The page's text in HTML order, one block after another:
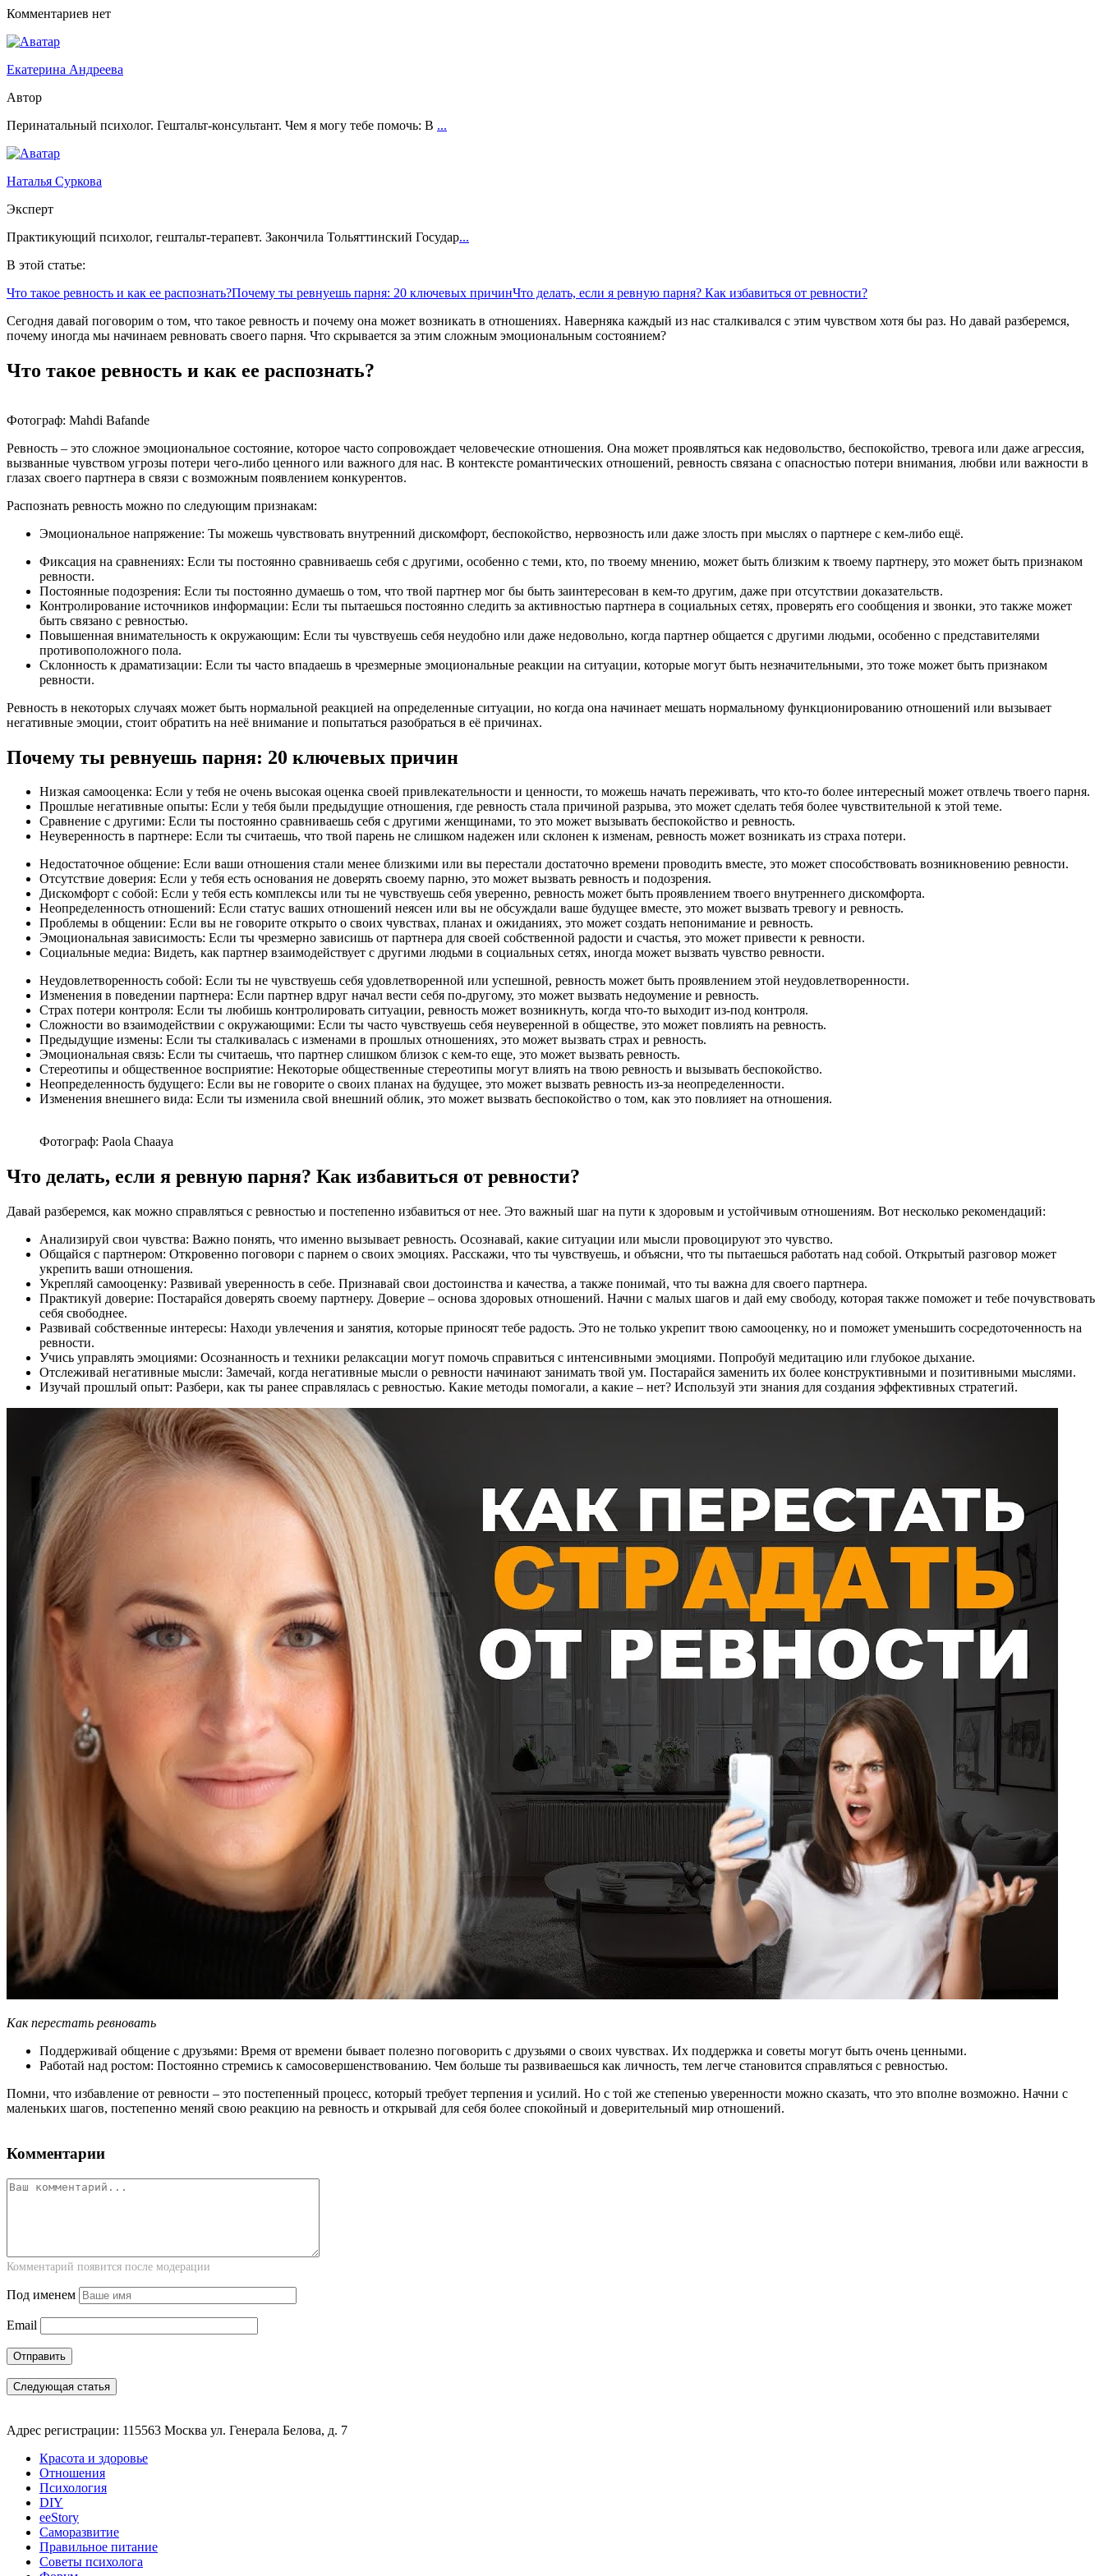
Комментариев нет
Екатерина Андреева
Автор
Перинатальный психолог. Гештальт-консультант. Чем я могу тебе помочь: В ...
Наталья Суркова
Эксперт
Практикующий психолог, гештальт-терапевт. Закончила Тольяттинский Государ...
В этой статье:
Что такое ревность и как ее распознать?Почему ты ревнуешь парня: 20 ключевых причинЧто делать, если я ревную парня? Как избавиться от ревности?
Сегодня давай поговорим о том, что такое ревность и почему она может возникать в отношениях. Наверняка каждый из нас сталкивался с этим чувством хотя бы раз. Но давай разберемся,
почему иногда мы начинаем ревновать своего парня. Что скрывается за этим сложным эмоциональным состоянием?
Что такое ревность и как ее распознать?
Фотограф: Mahdi Bafande
Ревность – это сложное эмоциональное состояние, которое часто сопровождает человеческие отношения. Она может проявляться как недовольство, беспокойство, тревога или даже агрессия,
вызванные чувством угрозы потери чего-либо ценного или важного для нас. В контексте романтических отношений, ревность связана с опасностью потери внимания, любви или важности в
глазах своего партнера в связи с возможным появлением конкурентов.
Распознать ревность можно по следующим признакам:
Эмоциональное напряжение: Ты можешь чувствовать внутренний дискомфорт, беспокойство, нервозность или даже злость при мыслях о партнере с кем-либо ещё.
Фиксация на сравнениях: Если ты постоянно сравниваешь себя с другими, особенно с теми, кто, по твоему мнению, может быть близким к твоему партнеру, это может быть признаком
ревности.
Постоянные подозрения: Если ты постоянно думаешь о том, что твой партнер мог бы быть заинтересован в кем-то другим, даже при отсутствии доказательств.
Контролирование источников информации: Если ты пытаешься постоянно следить за активностью партнера в социальных сетях, проверять его сообщения и звонки, это также может
быть связано с ревностью.
Повышенная внимательность к окружающим: Если ты чувствуешь себя неудобно или даже недовольно, когда партнер общается с другими людьми, особенно с представителями
противоположного пола.
Склонность к драматизации: Если ты часто впадаешь в чрезмерные эмоциональные реакции на ситуации, которые могут быть незначительными, это тоже может быть признаком
ревности.
Ревность в некоторых случаях может быть нормальной реакцией на определенные ситуации, но когда она начинает мешать нормальному функционированию отношений или вызывает
негативные эмоции, стоит обратить на неё внимание и попытаться разобраться в её причинах.
Почему ты ревнуешь парня: 20 ключевых причин
Низкая самооценка: Если у тебя не очень высокая оценка своей привлекательности и ценности, то можешь начать переживать, что кто-то более интересный может отвлечь твоего парня.
Прошлые негативные опыты: Если у тебя были предыдущие отношения, где ревность стала причиной разрыва, это может сделать тебя более чувствительной к этой теме.
Сравнение с другими: Если ты постоянно сравниваешь себя с другими женщинами, то это может вызывать беспокойство и ревность.
Неуверенность в партнере: Если ты считаешь, что твой парень не слишком надежен или склонен к изменам, ревность может возникать из страха потери.
Недостаточное общение: Если ваши отношения стали менее близкими или вы перестали достаточно времени проводить вместе, это может способствовать возникновению ревности.
Отсутствие доверия: Если у тебя есть основания не доверять своему парню, это может вызвать ревность и подозрения.
Дискомфорт с собой: Если у тебя есть комплексы или ты не чувствуешь себя уверенно, ревность может быть проявлением твоего внутреннего дискомфорта.
Неопределенность отношений: Если статус ваших отношений неясен или вы не обсуждали ваше будущее вместе, это может вызвать тревогу и ревность.
Проблемы в общении: Если вы не говорите открыто о своих чувствах, планах и ожиданиях, это может создать непонимание и ревность.
Эмоциональная зависимость: Если ты чрезмерно зависишь от партнера для своей собственной радости и счастья, это может привести к ревности.
Социальные медиа: Видеть, как партнер взаимодействует с другими людьми в социальных сетях, иногда может вызвать чувство ревности.
Неудовлетворенность собой: Если ты не чувствуешь себя удовлетворенной или успешной, ревность может быть проявлением этой неудовлетворенности.
Изменения в поведении партнера: Если партнер вдруг начал вести себя по-другому, это может вызвать недоумение и ревность.
Страх потери контроля: Если ты любишь контролировать ситуации, ревность может возникнуть, когда что-то выходит из-под контроля.
Сложности во взаимодействии с окружающими: Если ты часто чувствуешь себя неуверенной в обществе, это может повлиять на ревность.
Предыдущие измены: Если ты сталкивалась с изменами в прошлых отношениях, это может вызвать страх и ревность.
Эмоциональная связь: Если ты считаешь, что партнер слишком близок с кем-то еще, это может вызвать ревность.
Стереотипы и общественное восприятие: Некоторые общественные стереотипы могут влиять на твою ревность и вызывать беспокойство.
Неопределенность будущего: Если вы не говорите о своих планах на будущее, это может вызвать ревность из-за неопределенности.
Изменения внешнего вида: Если ты изменила свой внешний облик, это может вызвать беспокойство о том, как это повлияет на отношения.
Фотограф: Paola Chaaya
Что делать, если я ревную парня? Как избавиться от ревности?
Давай разберемся, как можно справляться с ревностью и постепенно избавиться от нее. Это важный шаг на пути к здоровым и устойчивым отношениям. Вот несколько рекомендаций:
Анализируй свои чувства: Важно понять, что именно вызывает ревность. Осознавай, какие ситуации или мысли провоцируют это чувство.
Общайся с партнером: Откровенно поговори с парнем о своих эмоциях. Расскажи, что ты чувствуешь, и объясни, что ты пытаешься работать над собой. Открытый разговор может
укрепить ваши отношения.
Укрепляй самооценку: Развивай уверенность в себе. Признавай свои достоинства и качества, а также понимай, что ты важна для своего партнера.
Практикуй доверие: Постарайся доверять своему партнеру. Доверие – основа здоровых отношений. Начни с малых шагов и дай ему свободу, которая также поможет и тебе почувствовать
себя свободнее.
Развивай собственные интересы: Находи увлечения и занятия, которые приносят тебе радость. Это не только укрепит твою самооценку, но и поможет уменьшить сосредоточенность на
ревности.
Учись управлять эмоциями: Осознанность и техники релаксации могут помочь справиться с интенсивными эмоциями. Попробуй медитацию или глубокое дыхание.
Отслеживай негативные мысли: Замечай, когда негативные мысли о ревности начинают занимать твой ум. Постарайся заменить их более конструктивными и позитивными мыслями.
Изучай прошлый опыт: Разбери, как ты ранее справлялась с ревностью. Какие методы помогали, а какие – нет? Используй эти знания для создания эффективных стратегий.
Как перестать ревновать
Поддерживай общение с друзьями: Время от времени бывает полезно поговорить с друзьями о своих чувствах. Их поддержка и советы могут быть очень ценными.
Работай над ростом: Постоянно стремись к самосовершенствованию. Чем больше ты развиваешься как личность, тем легче становится справляться с ревностью.
Помни, что избавление от ревности – это постепенный процесс, который требует терпения и усилий. Но с той же степенью уверенности можно сказать, что это вполне возможно. Начни с
маленьких шагов, постепенно меняй свою реакцию на ревность и открывай для себя более спокойный и доверительный мир отношений.
Комментарии
Комментарий появится после модерации
Под именем
Email
Следующая статья
Адрес регистрации: 115563 Москва ул. Генерала Белова, д. 7
Красота и здоровье
Отношения
Психология
DIY
ееStory
Саморазвитие
Правильное питание
Советы психолога